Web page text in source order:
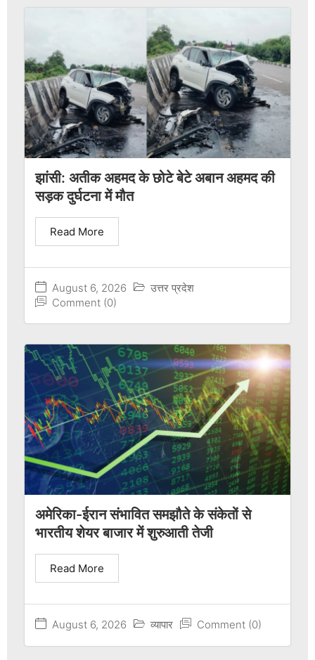
झांसी: अतीक अहमद के छोटे बेटे अबान अहमद की
सड़क दुर्घटना में मौत
August 6, 2026
उत्तर प्रदेश
Comment (0)
Read More
अमेरिका-ईरान संभावित समझौते के संकेतों से
भारतीय शेयर बाजार में शुरुआती तेजी
August 6, 2026 व्यापार Comment (0)
Read More